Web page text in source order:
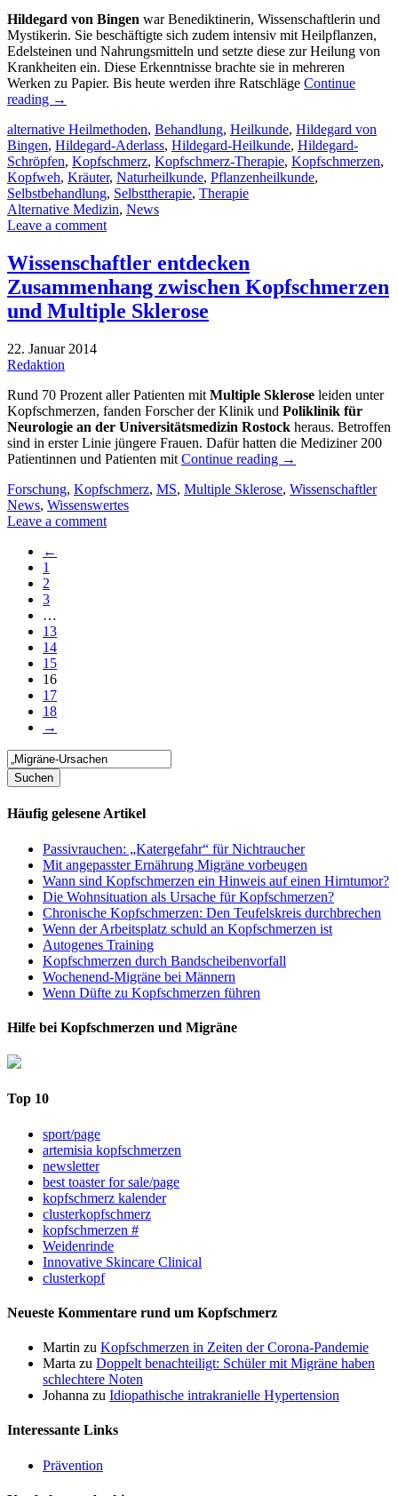
Hildegard von Bingen war Benediktinerin, Wissenschaftlerin und
Mystikerin. Sie beschäftigte sich zudem intensiv mit Heilpflanzen,
Edelsteinen und Nahrungsmitteln und setzte diese zur Heilung von
Krankheiten ein. Diese Erkenntnisse brachte sie in mehreren
Werken zu Papier. Bis heute werden ihre Ratschläge Continue
reading →
alternative Heilmethoden, Behandlung, Heilkunde, Hildegard von
Bingen, Hildegard-Aderlass, Hildegard-Heilkunde, Hildegard-
Schröpfen, Kopfschmerz, Kopfschmerz-Therapie, Kopfschmerzen,
Kopfweh, Kräuter, Naturheilkunde, Pflanzenheilkunde,
Selbstbehandlung, Selbsttherapie, Therapie
Alternative Medizin, News
Leave a comment
Wissenschaftler entdecken
Zusammenhang zwischen Kopfschmerzen
und Multiple Sklerose
22. Januar 2014
Redaktion
Rund 70 Prozent aller Patienten mit Multiple Sklerose leiden unter
Kopfschmerzen, fanden Forscher der Klinik und Poliklinik für
Neurologie an der Universitätsmedizin Rostock heraus. Betroffen
sind in erster Linie jüngere Frauen. Dafür hatten die Mediziner 200
Patientinnen und Patienten mit Continue reading →
Forschung, Kopfschmerz, MS, Multiple Sklerose, Wissenschaftler
News, Wissenswertes
Leave a comment
←
1
2
3
…
13
14
15
16
17
18
→
Häufig gelesene Artikel
Passivrauchen: „Katergefahr“ für Nichtraucher
Mit angepasster Ernährung Migräne vorbeugen
Wann sind Kopfschmerzen ein Hinweis auf einen Hirntumor?
Die Wohnsituation als Ursache für Kopfschmerzen?
Chronische Kopfschmerzen: Den Teufelskreis durchbrechen
Wenn der Arbeitsplatz schuld an Kopfschmerzen ist
Autogenes Training
Kopfschmerzen durch Bandscheibenvorfall
Wochenend-Migräne bei Männern
Wenn Düfte zu Kopfschmerzen führen
Hilfe bei Kopfschmerzen und Migräne
Top 10
sport/page
artemisia kopfschmerzen
newsletter
best toaster for sale/page
kopfschmerz kalender
clusterkopfschmerz
kopfschmerzen #
Weidenrinde
Innovative Skincare Clinical
clusterkopf
Neueste Kommentare rund um Kopfschmerz
Martin zu Kopfschmerzen in Zeiten der Corona-Pandemie
Marta zu Doppelt benachteiligt: Schüler mit Migräne haben
schlechtere Noten
Johanna zu Idiopathische intrakranielle Hypertension
Interessante Links
Prävention